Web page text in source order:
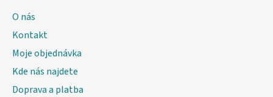
O nás
Kontakt
Moje objednávka
Kde nás najdete
Doprava a platba